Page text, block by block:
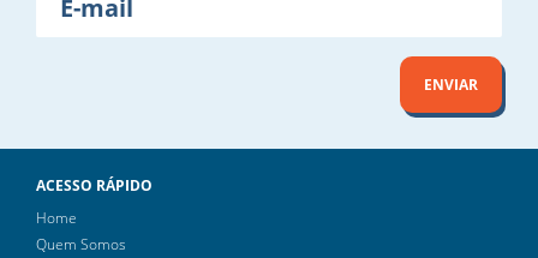
mail
ENVIAR
ACESSO RÁPIDO
Home
Quem Somos